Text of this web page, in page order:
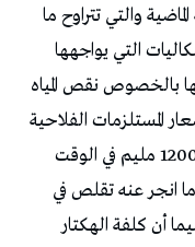
والتي تتراوح ما
التي يواجهها
بالخصوص نقص المياه
المستلزمات الفلاحية
والمشاتل حيث بلغ سعر الشتلة الواحدة 1200 مليم في الوقت
سعر 360 مي وهو ما انجر عنه تقلص في
أن كلفة الهكتار